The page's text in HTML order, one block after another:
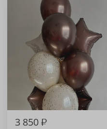
3 850₽